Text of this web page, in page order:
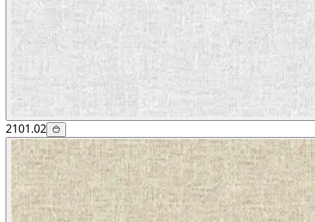
2101.02